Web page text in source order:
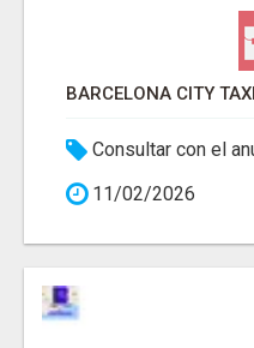
Consultar con el
11/02/2026